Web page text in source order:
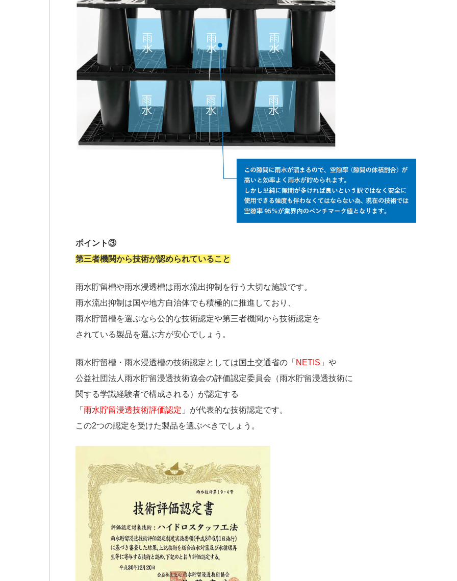
ポイント③
第三者機関から技術が認められていること
雨水貯留槽や雨水浸透槽は雨水流出抑制を行う大切な施設です。
雨水流出抑制は国や地方自治体でも積極的に推進しており、
雨水貯留槽を選ぶなら公的な技術認定や第三者機関から技術認定を
されている製品を選ぶ方が安心でしょう。
雨水貯留槽・雨水浸透槽の技術認定としては国土交通省の「 NETIS 」や
公益社団法人雨水貯留浸透技術協会の評価認定委員会（雨水貯留浸透技術に
関する学識経験者で構成される）が認定する
「 雨水貯留浸透技術評価認定 」が代表的な技術認定です。
この2つの認定を受けた製品を選ぶべきでしょう。